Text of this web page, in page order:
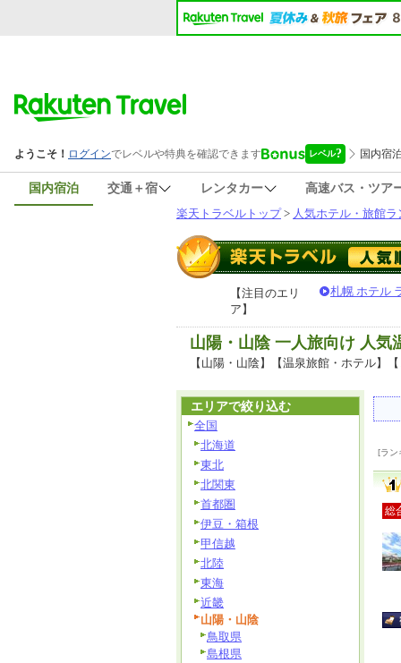
国内宿泊 交通＋宿 レンタカー
高速バス・ツア
楽天トラベルトップ> 人気ホテル・旅館ラ
【注目のエリ
ア】
札幌 ホテル
山陽・山陰 一人旅向け 人気
【山陽・山陰】【温泉旅館・ホテル】
[ラン
総
エリアで絞り込む
全国
北海道
東北
北関東
首都圏
伊豆・箱根
甲信越
北陸
東海
近畿
山陽・山陰
鳥取県
島根県